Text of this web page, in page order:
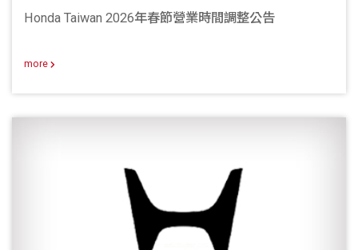
Honda Taiwan 2026年春節營業時間調整公告
more